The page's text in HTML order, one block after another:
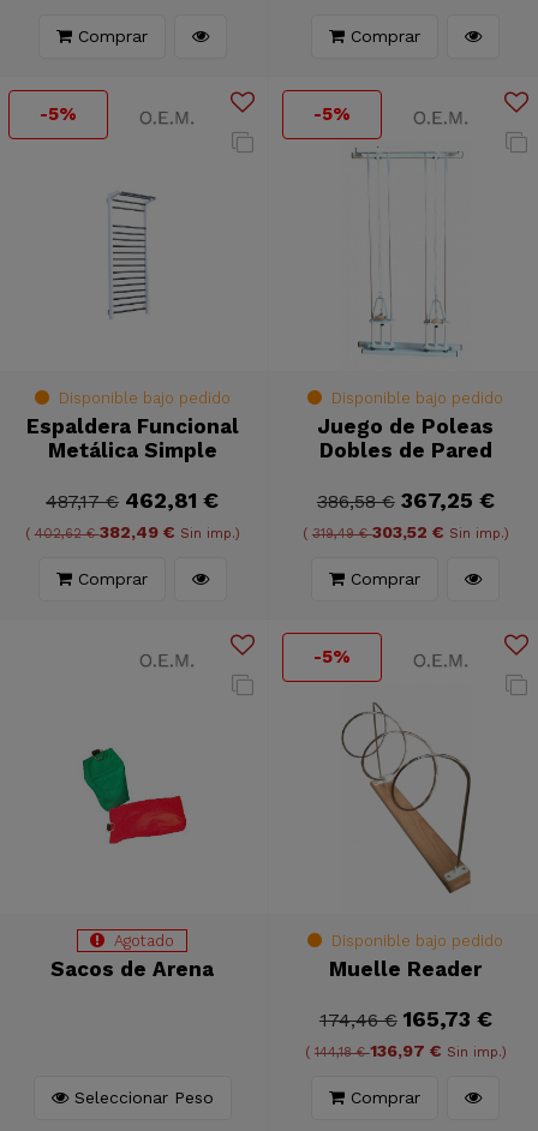
Comprar Comprar
-5%
Disponible bajo pedido
Espaldera Funcional
Metálica Simple
487,17 € 462,81 €
(402,62 €382,49 € Sin imp.)
Comprar
-5%
Disponible bajo pedido
Juego de Poleas
Dobles de Pared
386,58 € 367,25 €
( 319,49 €303,52 € Sin imp.)
Comprar
Agotado
Sacos de Arena
Seleccionar Peso
-5%
Disponible bajo pedido
Muelle Reader
174,46 € 165,73 €
( 144,18 €136,97 € Sin imp.)
Comprar